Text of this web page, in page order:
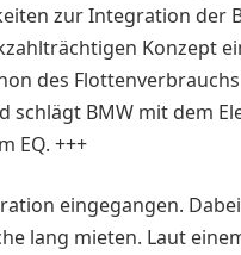
zur Integration der
Konzept
des
BMW mit dem
EQ. +++
eingegangen.
lang mieten. Laut